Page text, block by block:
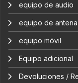
equipo de audio
equipo de antena
equipo móvil
Equipo adicional
Devoluciones /